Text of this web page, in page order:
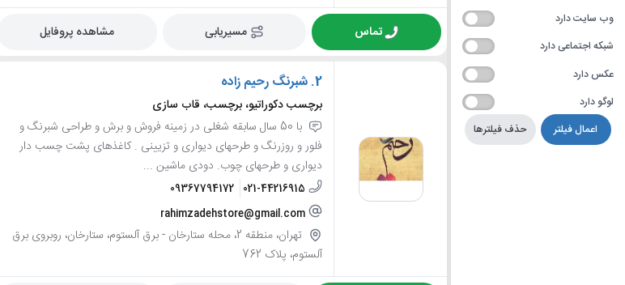
وب سایت دارد
شبکه اجتماعی دارد
عکس دارد
لوگو دارد
حذف فیلترها
اعمال فیلتر
تماس مسیریابی مشاهده پروفایل
2. شبرنگ رحیم زاده
برچسب دکوراتیو، برچسب، قاب سازی
با 50 سال سابقه شغلی در زمینه فروش و برش و طراحی شبرنگ و
فلور و روزرنگ و طرحهای دیواری و تزیینی . کاغذهای پشت چسب دار
دیواری و طرحهای چوب. دودی ماشین ...
021-44216915
09367794172
rahimzadehstore@gmail.com
تهران، منطقه 2، محله ستارخان - برق آلستوم، ستارخان، روبروی برق
آلستوم، پلاک 762